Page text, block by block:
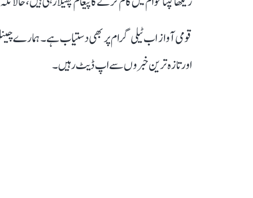
ریکھا گپتا عوام میں کام کرنے کا پیغام پھیلا رہی ہیں،
قومی آواز اب ٹیلی گرام پر بھی دستیاب ہے۔ ہمارے
اور تازہ ترین خبروں سے اپ ڈیٹ رہیں۔